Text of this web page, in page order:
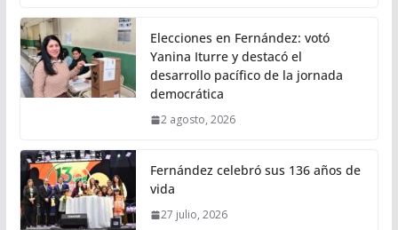
Elecciones en Fernández: votó
Yanina Iturre y destacó el
desarrollo pacífico de la jornada
democrática
2 agosto, 2026
Fernández celebró sus 136 años de
vida
27 julio, 2026